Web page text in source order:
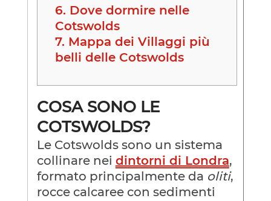
6. Dove dormire nelle
Cotswolds
7. Mappa dei Villaggi più
belli delle Cotswolds
COSA SONO LE
COTSWOLDS?
Le Cotswolds sono un sistema
collinare nei dintorni di Londra,
formato principalmente da oliti,
rocce calcaree con sedimenti